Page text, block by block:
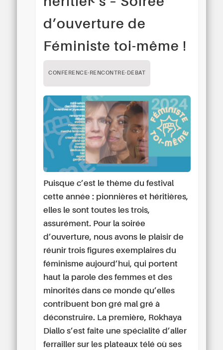
d’ouverture de
Féministe toi-même !
CONFÉRENCE-RENCONTRE-DÉBAT
Puisque c’est le thème du festival
cette année : pionnières et héritières,
elles le sont toutes les trois,
assurément. Pour la soirée
d’ouverture, nous avons le plaisir de
réunir trois figures exemplaires du
féminisme aujourd’hui, qui portent
haut la parole des femmes et des
minorités dans ce monde qu’elles
contribuent bon gré mal gré à
déconstruire. La première, Rokhaya
Diallo s’est faite une spécialité d’aller
ferrailler sur les plateaux télé où ses